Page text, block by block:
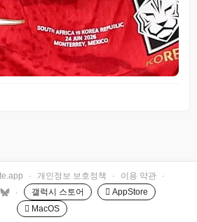
· 개인정보 보호정책 · 이용 약관
·
· 갤럭시 스토어
 AppStore
 MacOS